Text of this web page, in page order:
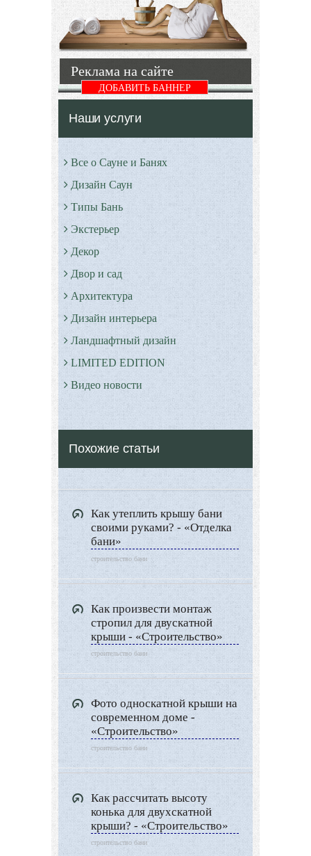
моечной
Подробнее
выбрать
правильные
Подробнее
Реклама на сайте
ДОБАВИТЬ БАННЕР
Наши услуги
Все о Сауне и Банях
Дизайн Саун
Типы Бань
Экстерьер
Декор
Двор и сад
Архитектура
Дизайн интерьера
Ландшафтный дизайн
LIMITED EDITION
Видео новости
Другие услуги
Похожие статьи
Как утеплить крышу бани
своими руками? - «Отделка
бани»
строительство бани
Как произвести монтаж
стропил для двускатной
крыши - «Строительство»
строительство бани
Фото односкатной крыши на
современном доме -
«Строительство»
строительство бани
Как рассчитать высоту
конька для двухскатной
крыши? - «Строительство»
строительство бани